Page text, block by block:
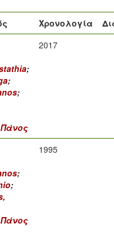
Χρονολογία
;
;
;
2017
;
;
1995